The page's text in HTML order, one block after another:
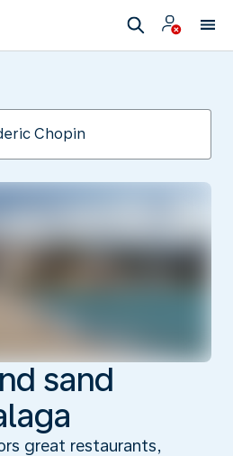
sand
great restaurants,